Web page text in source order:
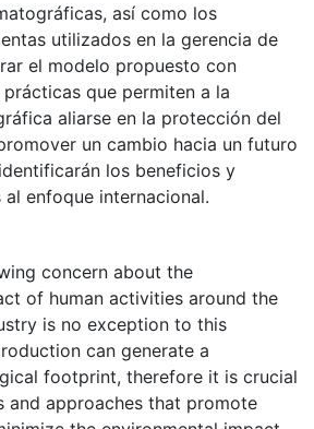
así como los
utilizados en la gerencia de
el modelo propuesto con
que permiten a la
aliarse en la protección del
un cambio hacia un futuro
los beneficios y
enfoque internacional.
concern about the
of human activities around the
is no exception to this
can generate a
footprint, therefore it is crucial
and approaches that promote